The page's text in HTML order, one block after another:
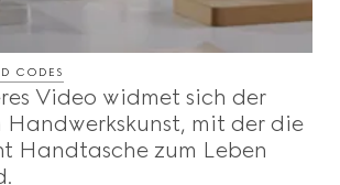
CODES
Video widmet sich der
mit der die
Handtasche zum Leben